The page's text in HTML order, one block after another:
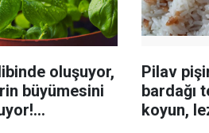
oluşuyor,
büyümesini
Pilav
bardağı
koyun,